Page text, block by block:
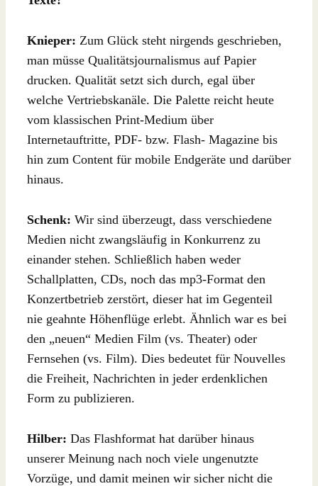
Knieper: Zum Glück steht nirgends geschrieben,
man müsse Qualitätsjournalismus auf Papier
drucken. Qualität setzt sich durch, egal über
welche Vertriebskanäle. Die Palette reicht heute
vom klassischen Print-Medium über
Internetauftritte, PDF- bzw. Flash- Magazine bis
hin zum Content für mobile Endgeräte und darüber
hinaus.
Schenk: Wir sind überzeugt, dass verschiedene
Medien nicht zwangsläufig in Konkurrenz zu
einander stehen. Schließlich haben weder
Schallplatten, CDs, noch das mp3-Format den
Konzertbetrieb zerstört, dieser hat im Gegenteil
nie geahnte Höhenflüge erlebt. Ähnlich war es bei
den „neuen“ Medien Film (vs. Theater) oder
Fernsehen (vs. Film). Dies bedeutet für Nouvelles
die Freiheit, Nachrichten in jeder erdenklichen
Form zu publizieren.
Hilber: Das Flashformat hat darüber hinaus
unserer Meinung nach noch viele ungenutzte
Vorzüge, und damit meinen wir sicher nicht die